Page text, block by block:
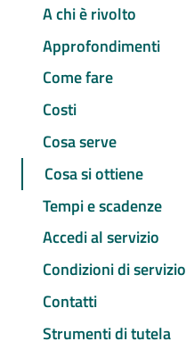
A chi è rivolto
Approfondimenti
Come fare
Costi
Cosa serve
Cosa si ottiene
Tempi e scadenze
Accedi al servizio
Condizioni di servizio
Contatti
Strumenti di tutela